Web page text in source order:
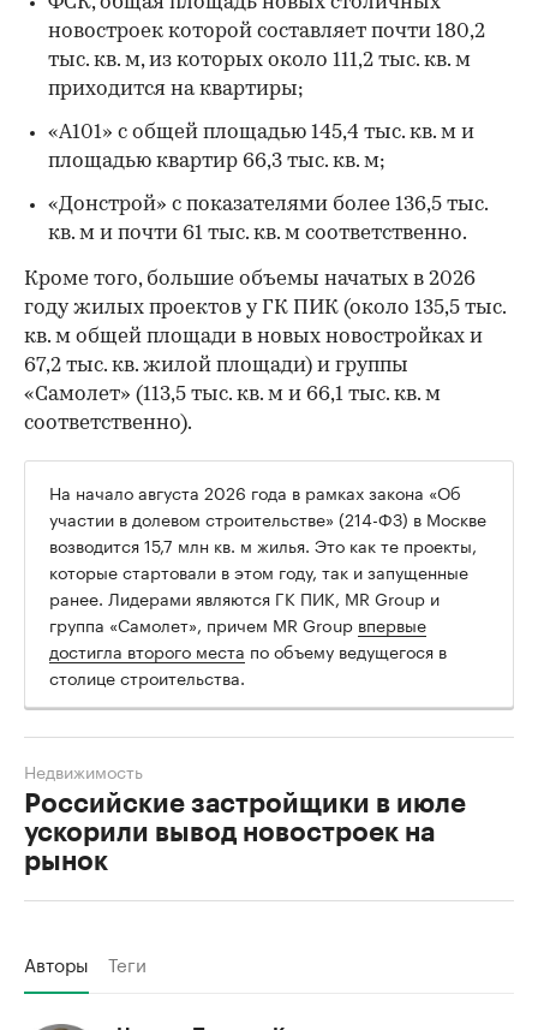
новостроек которой составляет почти 180,2
тыс. кв. м, из которых около 111,2 тыс. кв. м
приходится на квартиры;
«А101» с общей площадью 145,4 тыс. кв. м и
площадью квартир 66,3 тыс. кв. м;
«Донстрой» с показателями более 136,5 тыс.
кв. м и почти 61 тыс. кв. м соответственно.
Кроме того, большие объемы начатых в 2026
году жилых проектов у ГК ПИК (около 135,5 тыс.
кв. м общей площади в новых новостройках и
67,2 тыс. кв. жилой площади) и группы
«Самолет» (113,5 тыс. кв. м и 66,1 тыс. кв. м
соответственно).
На начало августа 2026 года в рамках закона «Об
участии в долевом строительстве» (214-ФЗ) в Москве
возводится 15,7 млн кв. м жилья. Это как те проекты,
которые стартовали в этом году, так и запущенные
ранее. Лидерами являются ГК ПИК, MR Group и
группа «Самолет», причем MR Group впервые
достигла второго места по объему ведущегося в
столице строительства.
Российские застройщики в июле
ускорили вывод новостроек на
рынок
Недвижимость
Авторы Теги